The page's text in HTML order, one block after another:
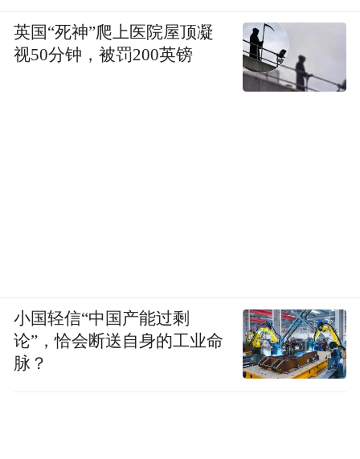
英国“死神”爬上医院屋顶凝
视50分钟，被罚200英镑
小国轻信“中国产能过剩
论”，恰会断送自身的工业命
脉？